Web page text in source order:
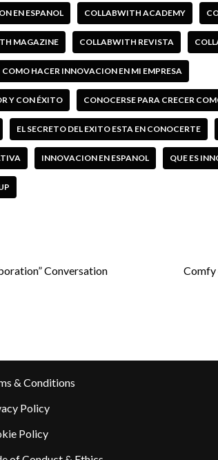
EN ESPANOL COLLABWITH ACADEMY
MAGAZINE COLLABWITH REVISTA
COMO HACER INNOVACION EN MI EMPRESA
Y CON ÉXITO CONOCERSE PARA CRECER
EL SECRETO DEL EXITO ESTA EN CONOCERTE
INNOVACION EN ESPANOL QUE ES
Conversation
Comfy
& Conditions
Policy
Policy